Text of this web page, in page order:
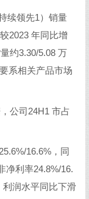
续领先1）销量
2023 年同比增
约3.30/5.08 万
系相关产品市场
司24H1 市占
16.6%，同
净利率24.8%/16.
利润水平同比下滑